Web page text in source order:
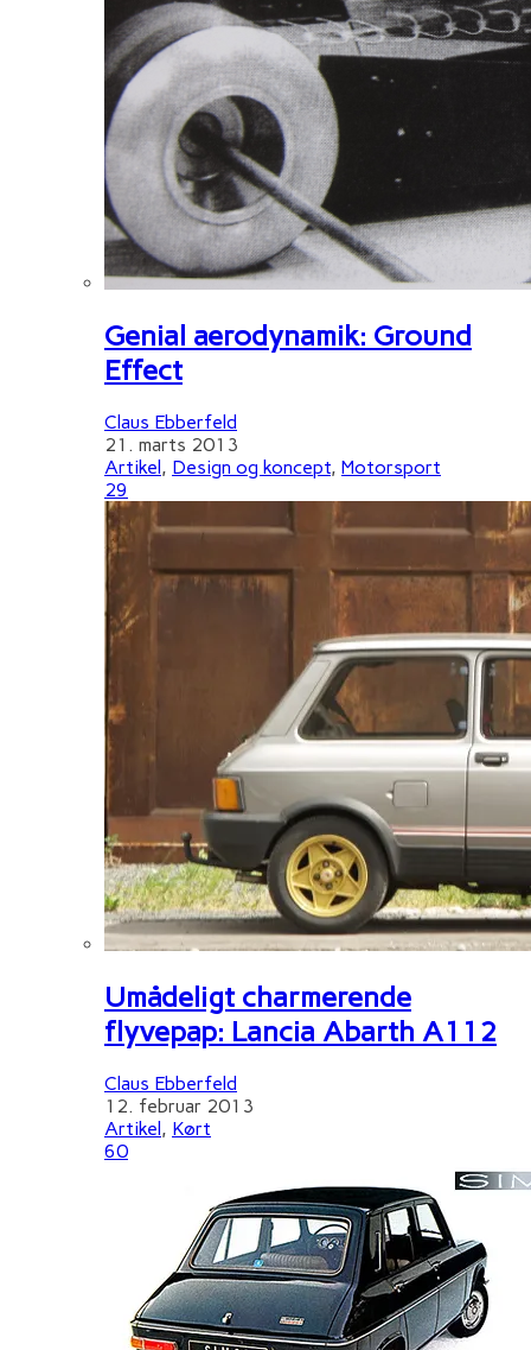
Genial aerodynamik: Ground
Effect
Claus Ebberfeld
21. marts 2013
Artikel, Design og koncept, Motorsport
29
Umådeligt charmerende
flyvepap: Lancia Abarth A112
Claus Ebberfeld
12. februar 2013
Artikel, Kørt
60